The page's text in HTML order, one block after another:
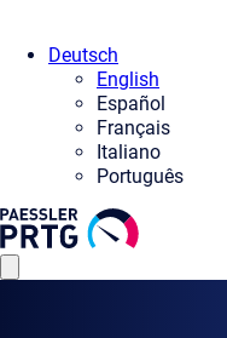
Deutsch
English
Español
Français
Italiano
Português